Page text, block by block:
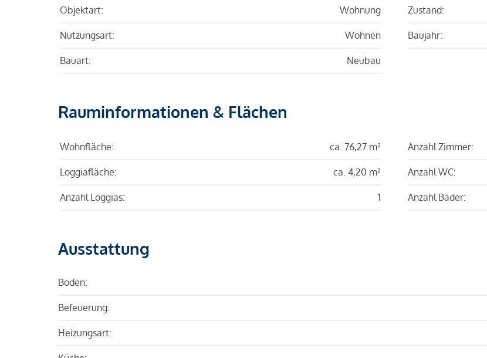
Objektart: Wohnung
Nutzungsart: Wohnen
Bauart: Neubau
Zustand:
Baujahr:
Rauminformationen & Flächen
Wohnfläche: ca. 76,27 m²
Loggiafläche: ca. 4,20 m²
Anzahl Loggias: 1
Anzahl Zimmer:
Anzahl WC:
Anzahl Bäder:
Ausstattung
Boden:
Befeuerung:
Heizungsart: